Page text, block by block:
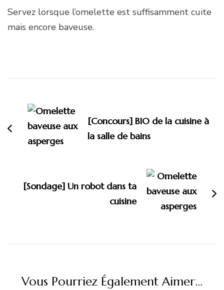
Servez lorsque l’omelette est suffisamment cuite
mais encore baveuse.
d'article
[Concours] BIO de la cuisine à
la salle de bains
[Sondage] Un robot dans ta
cuisine
Vous Pourriez Également Aimer...